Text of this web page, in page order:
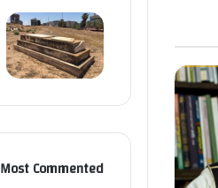
Most Commented